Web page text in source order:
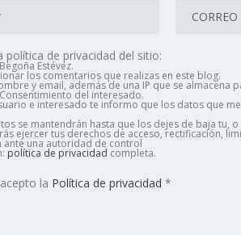
política de privacidad del sitio:
Estévez.
los comentarios que realizas en este blog.
y email, además de una IP que se
Consentimiento del interesado.
e interesado te informo que los datos que
se mantendrán hasta que los dejes de baja tu, o
ejercer tus derechos de acceso, rectificación,
ante una autoridad de control
política de privacidad completa.
la Política de privacidad*